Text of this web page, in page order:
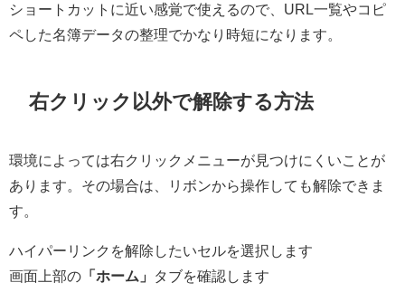
ショートカットに近い感覚で使えるので、URL一覧やコピ
ペした名簿データの整理でかなり時短になります。
右クリック以外で解除する方法
環境によっては右クリックメニューが見つけにくいことが
あります。その場合は、リボンから操作しても解除できま
す。
ハイパーリンクを解除したいセルを選択します
画面上部の 「ホーム」
タブを確認します